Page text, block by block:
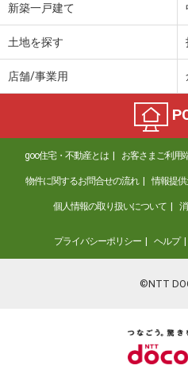
新築一戸建て
土地を探す
店舗/事業用
goo住宅・不動産とは お客さまご利用
物件に関するお問合せの流れ 情報提供
個人情報の取り扱いについて
プライバシーポリシー ヘルプ
©NTT